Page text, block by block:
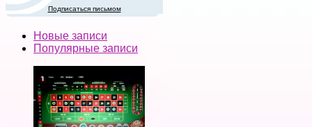
Подписаться письмом
Новые записи
Популярные записи